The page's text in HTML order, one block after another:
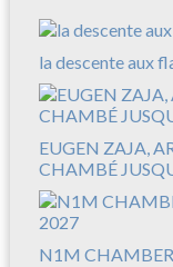
la descente aux
EUGEN ZAJA,
CHAMBÉ
N1M